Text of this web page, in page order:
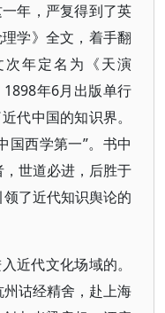
年，严复得到了英
学》全文，着手翻
次年定名为《天演
年6月出版单行
代中国的知识界。
国西学第一”。书中
世道必进，后胜于
了近代知识舆论的
近代文化场域的。
诂经精舍，赴上海